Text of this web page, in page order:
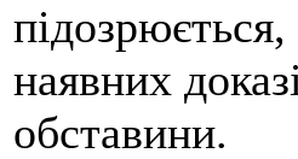
наявних
обставини.